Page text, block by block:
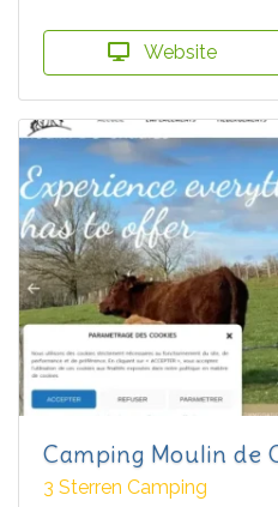
Website
Camping Moulin de
3 Sterren Camping